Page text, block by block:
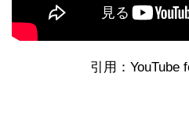
引用：YouTube